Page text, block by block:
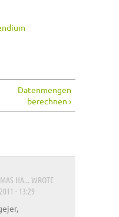
Datenmengen
berechnen ›
HA... WROTE
- 13:29